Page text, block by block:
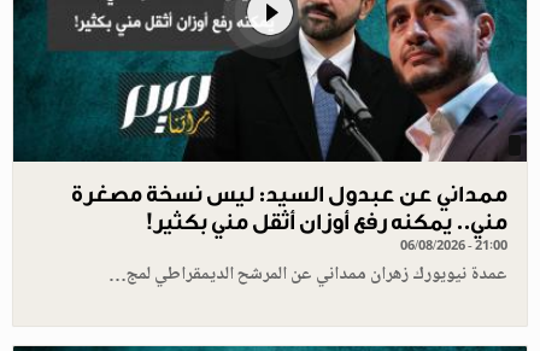
ممداني عن عبدول السيد: ليس نسخة مصغرة
مني.. يمكنه رفع أوزان أثقل مني بكثير!
06/08/2026 - 21:00
عمدة نيويورك زهران ممداني عن المرشح الديمقراطي لمج…